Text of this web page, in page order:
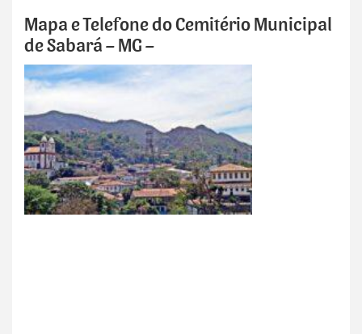
Mapa e Telefone do Cemitério Municipal
de Sabará – MG –